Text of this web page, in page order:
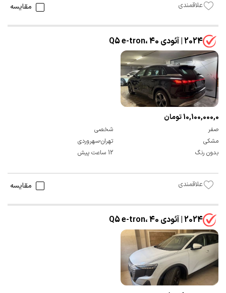
علاقمندی مقایسه
2024 | آئودی Q5 e-tron، 40
10,100,000,000 تومان
صفر
شخصی
مشکی
تهران-سهروردی
بدون رنگ
12 ساعت پیش
علاقمندی مقایسه
2024 | آئودی Q5 e-tron، 40